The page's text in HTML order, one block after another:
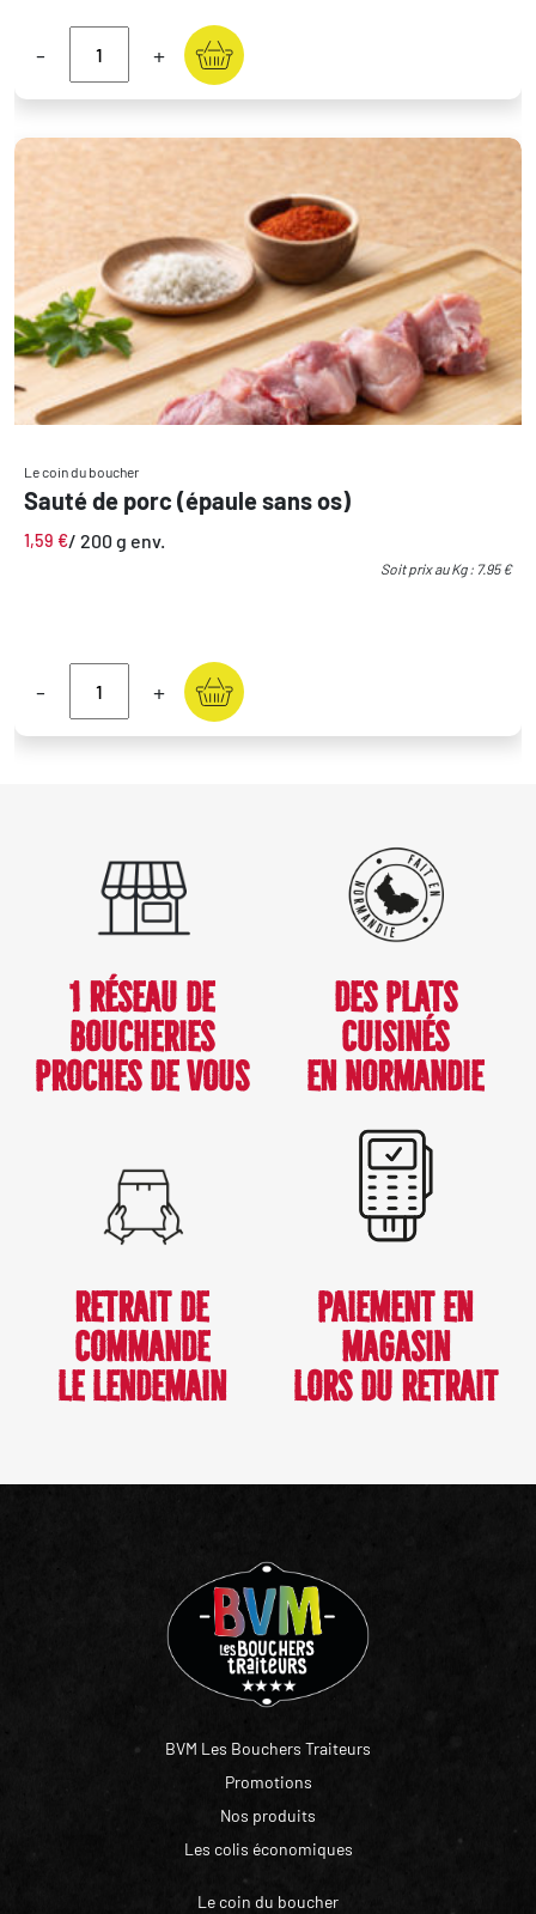
- +
Le coin du boucher
Sauté de porc (épaule sans os)
1,59 €/ 200 g env.
Soit prix au Kg : 7.95 €
- +
1 RÉSEAU DE
BOUCHERIES
PROCHES DE VOUS
DES PLATS
CUISINÉS
EN NORMANDIE
RETRAIT DE
COMMANDE
LE LENDEMAIN
PAIEMENT EN
MAGASIN
LORS DU RETRAIT
BVM Les Bouchers Traiteurs
Promotions
Nos produits
Les colis économiques
Le coin du boucher